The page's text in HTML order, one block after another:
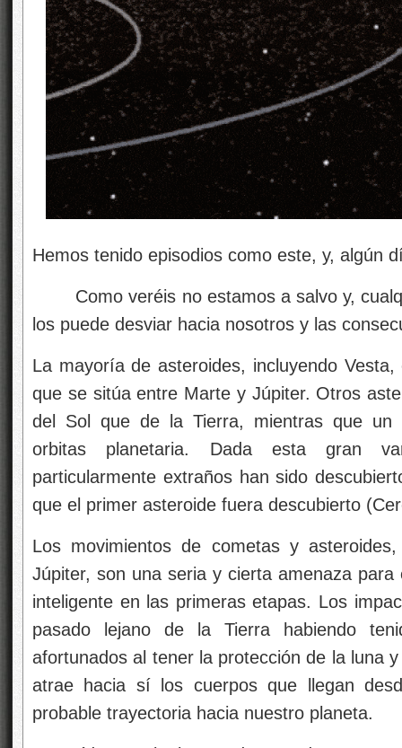
Hemos tenido episodios como este, y, algún
Como veréis no estamos a salvo y,
los puede desviar hacia nosotros y las
La mayoría de asteroides, incluyendo
que se sitúa entre Marte y Júpiter. Otros
del Sol que de la Tierra, mientras que un
orbitas planetaria. Dada esta gran
particularmente extraños han sido
que el primer asteroide fuera descubierto
Los movimientos de cometas y
Júpiter, son una seria y cierta amenaza
inteligente en las primeras etapas. Los
pasado lejano de la Tierra habiendo
afortunados al tener la protección de la luna
atrae hacia sí los cuerpos que llegan
probable trayectoria hacia nuestro planeta.